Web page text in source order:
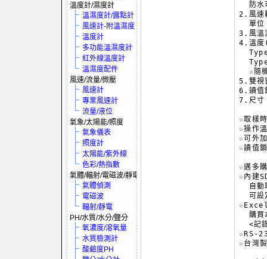
溫度計/濕度計
溫濕度計/露點計
風速計-附溫濕度
溫度計
多功能溫濕度計
紅外線溫度計
溫濕度配件
風速/流量/微壓
風速計
專業風速計
流量/液位
氣象/太陽能/照度
氣象儀表
照度計
太陽能/紫外線
色彩/熱指數
氣體/輻射/電磁波/靜電
氣體偵測
電磁波
輻射/靜電
PH/水質/水分/鹽分
氧濃度/溶氧量
水質檢測計
酸鹼度PH
防水
2.風速
單
3.風
4.溫度
☆隨
5.雙視
6.讀值
7.尺寸
☆取樣
☆操作
☆可外
☆讀值
☆邁多
☆內建
自動
可設
☆Excel
購買
<記
☆RS-
☆台灣